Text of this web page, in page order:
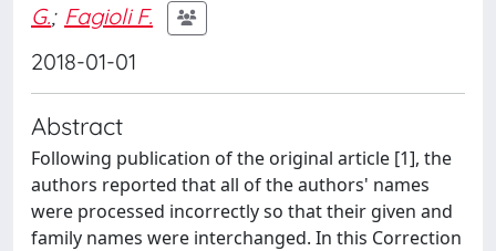
G.; Fagioli F.
2018-01-01
Abstract
Following publication of the original article [1], the
authors reported that all of the authors' names
were processed incorrectly so that their given and
family names were interchanged. In this Correction